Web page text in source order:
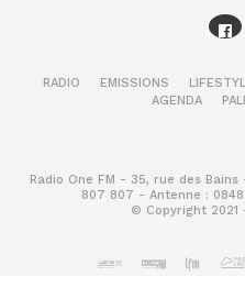
RADIO EMISSIONS
AGENDA
Radio One FM - 35, rue des
807 807 - Antenne : 0848
© Copyright 2021